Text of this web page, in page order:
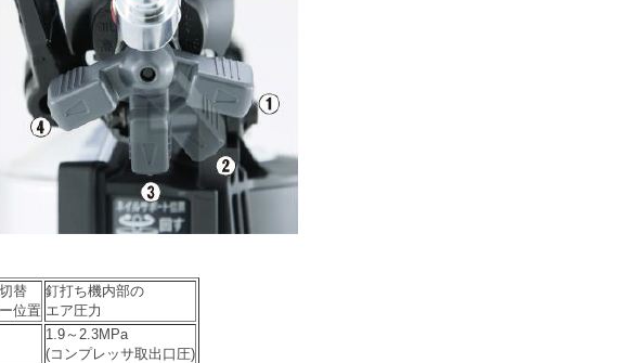
替
位置
釘打ち機内部の
エア圧力
1.9～2.3MPa
(コンプレッサ取出口圧)